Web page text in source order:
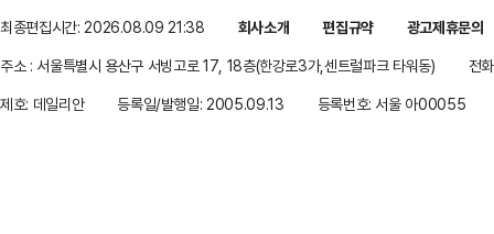
최종편집시간: 2026.08.09 21:38 회사소개 편집규약
광고제휴문의
주소 : 서울특별시 용산구 서빙고로 17, 18층(한강로3가,센트럴파크 타워동)
전
제호: 데일리안
등록일/발행일: 2005.09.13 등록번호: 서울 아00055